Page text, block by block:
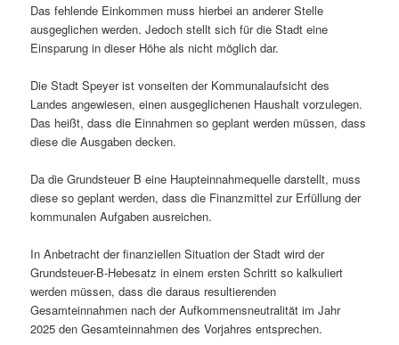
Das fehlende Einkommen muss hierbei an anderer Stelle
ausgeglichen werden. Jedoch stellt sich für die Stadt eine
Einsparung in dieser Höhe als nicht möglich dar.
Die Stadt Speyer ist vonseiten der Kommunalaufsicht des
Landes angewiesen, einen ausgeglichenen Haushalt vorzulegen.
Das heißt, dass die Einnahmen so geplant werden müssen, dass
diese die Ausgaben decken.
Da die Grundsteuer B eine Haupteinnahmequelle darstellt, muss
diese so geplant werden, dass die Finanzmittel zur Erfüllung der
kommunalen Aufgaben ausreichen.
In Anbetracht der finanziellen Situation der Stadt wird der
Grundsteuer-B-Hebesatz in einem ersten Schritt so kalkuliert
werden müssen, dass die daraus resultierenden
Gesamteinnahmen nach der Aufkommensneutralität im Jahr
2025 den Gesamteinnahmen des Vorjahres entsprechen.